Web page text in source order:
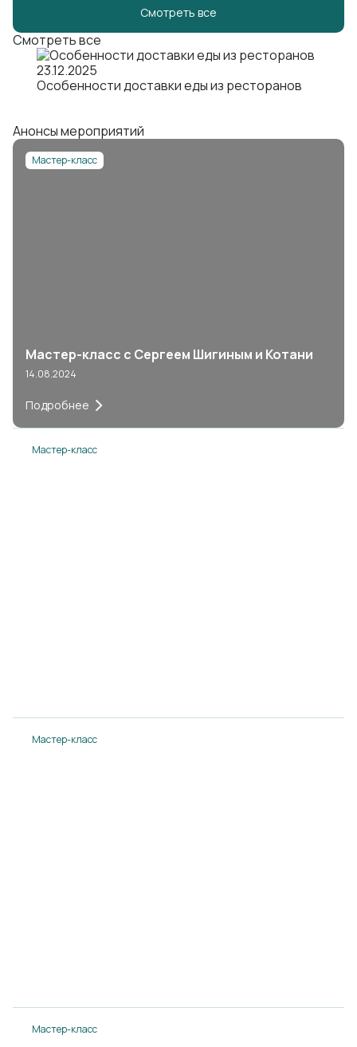
Смотреть все
Смотреть все
23.12.2025
Особенности доставки еды из ресторанов
Анонсы мероприятий
Мастер-класс
Мастер-класс с Сергеем Шигиным и Котани
14.08.2024
Подробнее
Мастер-класс
Мастер-класс
Мастер-класс